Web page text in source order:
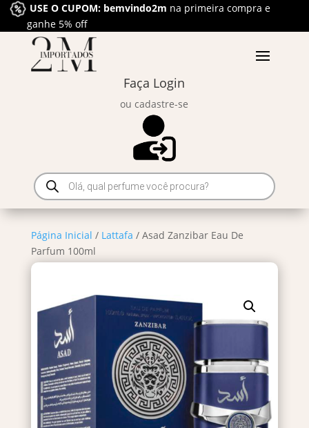
USE O CUPOM: bemvindo2m na primeira compra e
ganhe 5% off
Faça Login
ou cadastre-se
Pesquisar
produtos
Página Inicial / Lattafa / Asad Zanzibar Eau De
Parfum 100ml